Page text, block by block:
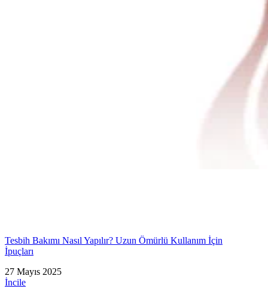
Tesbih Bakımı Nasıl Yapılır? Uzun Ömürlü Kullanım İçin
İpuçları
27 Mayıs 2025
İncile